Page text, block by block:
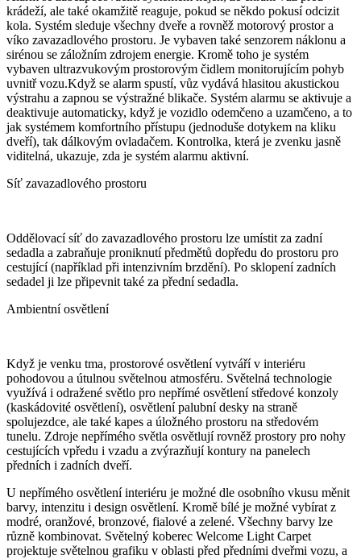
krádeží, ale také okamžitě reaguje, pokud se někdo pokusí odcizit
kola. Systém sleduje všechny dveře a rovněž motorový prostor a
víko zavazadlového prostoru. Je vybaven také senzorem náklonu a
sirénou se záložním zdrojem energie. Kromě toho je systém
vybaven ultrazvukovým prostorovým čidlem monitorujícím pohyb
uvnitř vozu.Když se alarm spustí, vůz vydává hlasitou akustickou
výstrahu a zapnou se výstražné blikače. Systém alarmu se aktivuje a
deaktivuje automaticky, když je vozidlo odemčeno a uzamčeno, a to
jak systémem komfortního přístupu (jednoduše dotykem na kliku
dveří), tak dálkovým ovladačem. Kontrolka, která je zvenku jasně
viditelná, ukazuje, zda je systém alarmu aktivní.
Síť zavazadlového prostoru
Oddělovací síť do zavazadlového prostoru lze umístit za zadní
sedadla a zabraňuje proniknutí předmětů dopředu do prostoru pro
cestující (například při intenzivním brzdění). Po sklopení zadních
sedadel ji lze připevnit také za přední sedadla.
Ambientní osvětlení
Když je venku tma, prostorové osvětlení vytváří v interiéru
pohodovou a útulnou světelnou atmosféru. Světelná technologie
využívá i odražené světlo pro nepřímé osvětlení středové konzoly
(kaskádovité osvětlení), osvětlení palubní desky na straně
spolujezdce, ale také kapes a úložného prostoru na středovém
tunelu. Zdroje nepřímého světla osvětlují rovněž prostory pro nohy
cestujících vpředu i vzadu a zvýrazňují kontury na panelech
předních i zadních dveří.
U nepřímého osvětlení interiéru je možné dle osobního vkusu měnit
barvy, intenzitu i design osvětlení. Kromě bílé je možné vybírat z
modré, oranžové, bronzové, fialové a zelené. Všechny barvy lze
různě kombinovat. Světelný koberec Welcome Light Carpet
projektuje světelnou grafiku v oblasti před předními dveřmi vozu, a